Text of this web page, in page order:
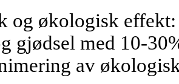
og økologisk
gjødsel med 10-
av